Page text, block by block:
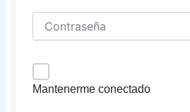
Mantenerme conectado